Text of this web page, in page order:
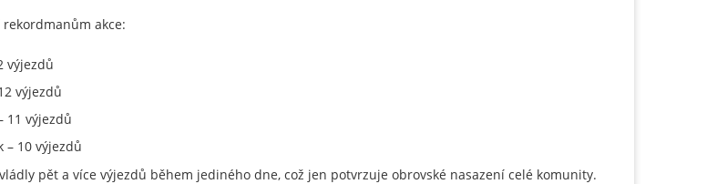
akce:
výjezdů
výjezdů
11 výjezdů
– 10 výjezdů
pět a více výjezdů během jediného dne, což jen potvrzuje obrovské nasazení celé komunity.